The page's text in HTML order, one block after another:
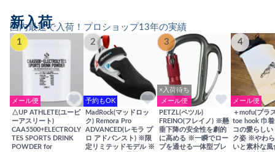
国内最速で入荷！プロショップ13年の実績
新入荷
1
メール便
△UP ATHLETE(ユーピ
ーアスリート)
CAA5500+ELECTROLY
TES SPORTS DRINK
POWDER for
2
予約もOK
MadRock(マッドロッ
ク) Remora Pro
ADVANCED(レモラ プ
ロ アドバンスト) ※限
定リミテッドモデル ※
3
×入荷待ち
メール便
PETZL(ペツル)
FREINO(フレイノ) ※懸
垂下降の安全性を劇的
に高める ※一瞬でロー
プを通せる一体型ブレ
4
メール便
＋mofu(プラ
toe hook 巾
コの愛らしい
ク姿 ※やわ
いと素朴な